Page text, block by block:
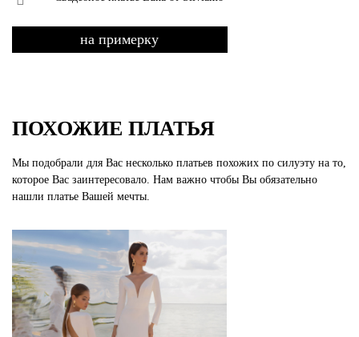
на примерку
ПОХОЖИЕ ПЛАТЬЯ
Мы подобрали для Вас несколько платьев похожих по силуэту на то,
которое Вас заинтересовало. Нам важно чтобы Вы обязательно
нашли платье Вашей мечты.